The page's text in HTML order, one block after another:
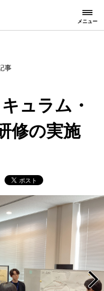
メニュー
事
ュラム・
修の実施